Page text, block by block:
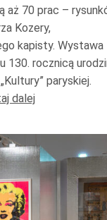
aż 70 prac –
Kozery,
kapisty. Wystawa
130. rocznicą
paryskiej.
dalej